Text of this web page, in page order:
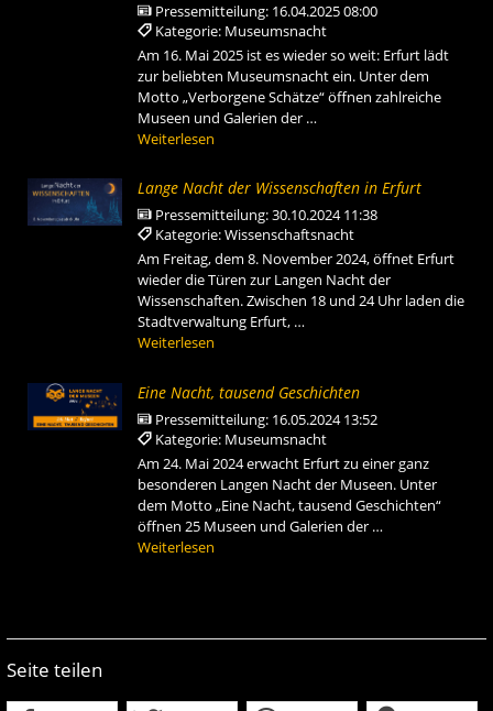
Pressemitteilung: 16.04.2025 08:00
Kategorie: Museumsnacht
Am 16. Mai 2025 ist es wieder so weit: Erfurt lädt
zur beliebten Museumsnacht ein. Unter dem
Motto „Verborgene Schätze“ öffnen zahlreiche
Museen und Galerien der …
Weiterlesen
Lange Nacht der Wissenschaften in Erfurt
Pressemitteilung:30.10.2024 11:38
Kategorie: Wissenschaftsnacht
Am Freitag, dem 8. November 2024, öffnet Erfurt
wieder die Türen zur Langen Nacht der
Wissenschaften. Zwischen 18 und 24 Uhr laden die
Stadtverwaltung Erfurt, …
Weiterlesen
Eine Nacht, tausend Geschichten
Pressemitteilung: 16.05.2024 13:52
Kategorie: Museumsnacht
Am 24. Mai 2024 erwacht Erfurt zu einer ganz
besonderen Langen Nacht der Museen. Unter
dem Motto „Eine Nacht, tausend Geschichten“
öffnen 25 Museen und Galerien der …
Weiterlesen
Seite teilen